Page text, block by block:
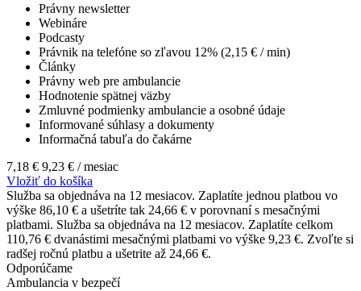
Právny newsletter
Webináre
Podcasty
Právnik na telefóne so zľavou 12% (2,15 € / min)
Články
Právny web pre ambulancie
Hodnotenie spätnej väzby
Zmluvné podmienky ambulancie a osobné údaje
Informované súhlasy a dokumenty
Informačná tabuľa do čakárne
7,18 € 9,23 € / mesiac
Vložiť do košíka
Služba sa objednáva na 12 mesiacov. Zaplatíte jednou platbou vo
výške 86,10 € a ušetríte tak 24,66 € v porovnaní s mesačnými
platbami. Služba sa objednáva na 12 mesiacov. Zaplatíte celkom
110,76 € dvanástimi mesačnými platbami vo výške 9,23 €. Zvoľte si
radšej ročnú platbu a ušetrite až 24,66 €.
Odporúčame
Ambulancia v bezpečí